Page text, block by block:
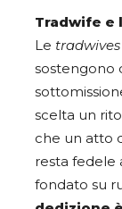
Tradwife e
Le tradwives
sostengono
scelta un
che un atto
resta fedele
fondato su